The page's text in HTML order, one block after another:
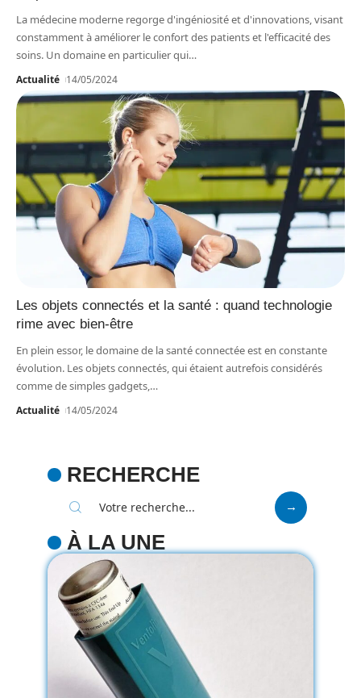
La médecine moderne regorge d'ingéniosité et d'innovations, visant
constamment à améliorer le confort des patients et l'efficacité des
soins. Un domaine en particulier qui…
Actualité 14/05/2024
Les objets connectés et la santé : quand technologie
rime avec bien-être
En plein essor, le domaine de la santé connectée est en constante
évolution. Les objets connectés, qui étaient autrefois considérés
comme de simples gadgets,…
Actualité 14/05/2024
RECHERCHE
À LA UNE